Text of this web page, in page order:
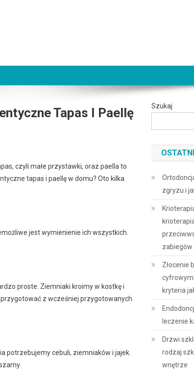
Tapas I Paellę
czyli małe przystawki, oraz paella to
tapas i paellę w domu? Oto kilka
jest wymienienie ich wszystkich.
proste. Ziemniaki kroimy w kostkę i
z wcześniej przygotowanych
potrzebujemy cebuli, ziemniaków i jajek.
Szukaj
zgryzu i
zabiegów
Złocenie
kryteria
leczenie
Drzwi
rodzaj
wnętrze